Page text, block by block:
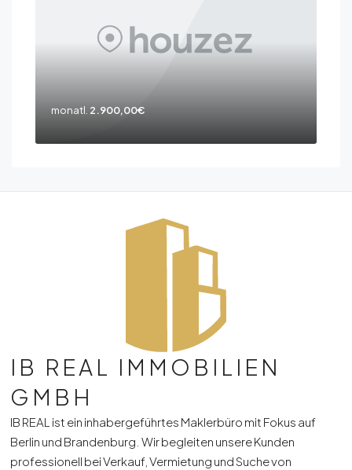
monatl. 2.900,00€
IB REAL IMMOBILIEN
GMBH
IB REAL ist ein inhabergeführtes Maklerbüro mit Fokus auf
Berlin und Brandenburg. Wir begleiten unsere Kunden
professionell bei Verkauf, Vermietung und Suche von